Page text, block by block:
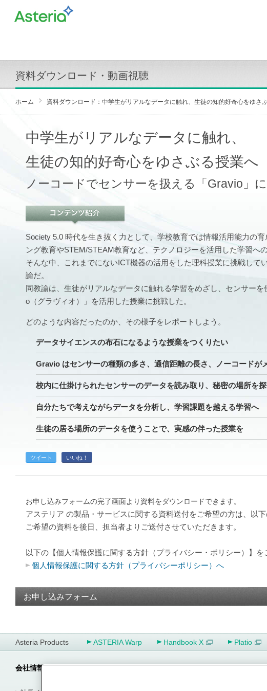
資料ダウンロード・動画視聴
ホーム 資料ダウンロード：中学生がリアルなデータに触れ、生徒の知的好奇心をゆさ
中学生がリアルなデータに触れ、
生徒の知的好奇心をゆさぶる授業へ
ノーコードでセンサーを扱える「Gravio」
Society 5.0 時代を生き抜く力として、学校教育では情報活用能力の
ング教育やSTEM/STEAM教育など、テクノロジーを活用した学習へ
そんな中、これまでにないICT機器の活用をした理科授業に挑戦して
諭だ。
同教諭は、生徒がリアルなデータに触れる学習をめざし、センサー
o（グラヴィオ）」を活用した授業に挑戦した。
どのような内容だったのか、その様子をレポートしよう。
データサイエンスの布石になるような授業をつくりたい
Gravio はセンサーの種類の多さ、通信距離の長さ、ノーコードが
校内に仕掛けられたセンサーのデータを読み取り、秘密の場所を探
自分たちで考えながらデータを分析し、学習課題を越える学習へ
生徒の居る場所のデータを使うことで、実感の伴った授業を
ツイート いいね！
お申し込みフォームの完了画面より資料をダウンロードできます。
アステリア の製品・サービスに関する資料送付をご希望の方は、以
ご希望の資料を後日、担当者よりご送付させていただきます。
以下の【個人情報保護に関する方針（プライバシー・ポリシー）】
個人情報保護に関する方針（プライバシーポリシー）へ
お申し込みフォーム
Asteria Products ASTERIA Warp Handbook X Platio
会社情報 ニュース一覧